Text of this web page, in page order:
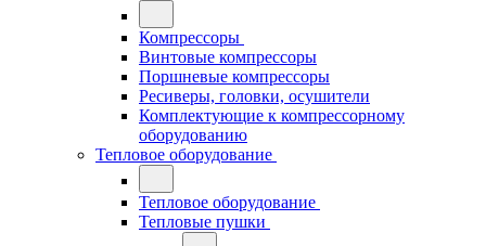
Компрессоры
Винтовые компрессоры
Поршневые компрессоры
Ресиверы, головки, осушители
Комплектующие к компрессорному
оборудованию
Тепловое оборудование
Тепловое оборудование
Тепловые пушки